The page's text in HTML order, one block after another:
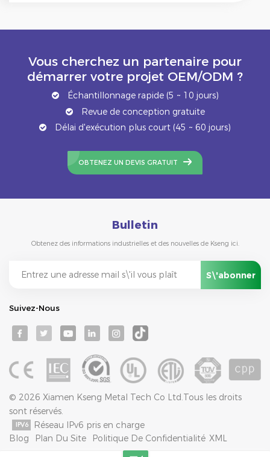
Vous cherchez un partenaire pour
démarrer votre projet OEM/ODM ?
Échantillonnage rapide (5 ~ 10 jours)
Revue de conception gratuite
Délai d'exécution plus court (45 ~ 60 jours)
OBTENEZ UN DEVIS GRATUIT
Bulletin
Obtenez des informations industrielles et des nouvelles de Kseng ici.
Suivez-Nous
© 2026 Xiamen Kseng Metal Tech Co Ltd.Tous les droits
sont réservés.
Réseau IPv6 pris en charge
Blog
Plan Du Site Politique De Confidentialité XML